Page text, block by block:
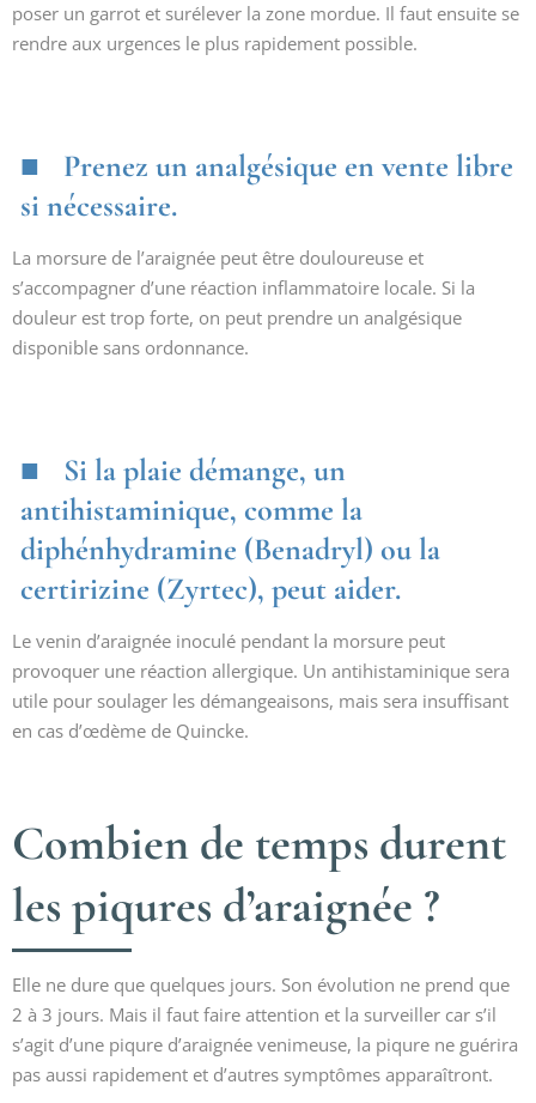
poser un garrot et surélever la zone mordue. Il faut ensuite se
rendre aux urgences le plus rapidement possible.
Prenez un analgésique en vente libre
si nécessaire.
La morsure de l’araignée peut être douloureuse et
s’accompagner d’une réaction inflammatoire locale. Si la
douleur est trop forte, on peut prendre un analgésique
disponible sans ordonnance.
Si la plaie démange, un
antihistaminique, comme la
diphénhydramine (Benadryl) ou la
certirizine (Zyrtec), peut aider.
Le venin d’araignée inoculé pendant la morsure peut
provoquer une réaction allergique. Un antihistaminique sera
utile pour soulager les démangeaisons, mais sera insuffisant
en cas d’œdème de Quincke.
Combien de temps durent
les piqures d’araignée ?
Elle ne dure que quelques jours. Son évolution ne prend que
2 à 3 jours. Mais il faut faire attention et la surveiller car s’il
s’agit d’une piqure d’araignée venimeuse, la piqure ne guérira
pas aussi rapidement et d’autres symptômes apparaîtront.